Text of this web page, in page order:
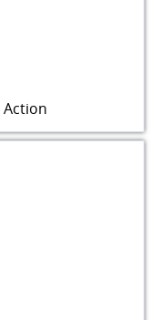
Action